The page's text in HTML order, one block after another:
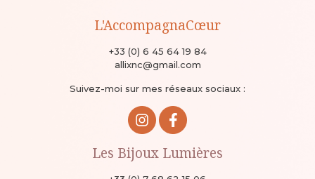
L'AccompagnaCœur
+33 (0) 6 45 64 19 84
allixnc@gmail.com
Suivez-moi sur mes réseaux sociaux :
Les Bijoux Lumières